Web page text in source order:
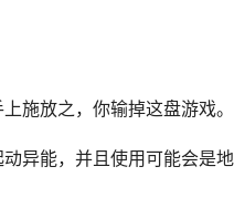
施放之，你输掉这盘游戏。
异能，并且使用可能会是